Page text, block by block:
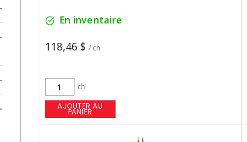
En inventaire
118,46 $ / ch
ch
AJOUTER AU
PANIER